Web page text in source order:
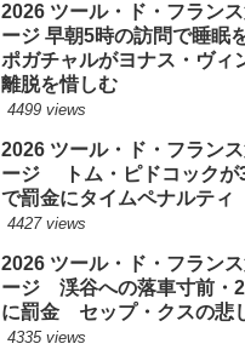
2026 ツール・ド・フラン
ージ 早朝5時の訪問で睡眠
ポガチャルがヨナス・ヴィ
離脱を惜しむ
4499 views
2026 ツール・ド・フラン
ージ トム・ピドコックが
で罰金にタイムペナルティ
4427 views
2026 ツール・ド・フラン
ージ 渓谷への落車寸前・
に罰金 セップ・クスの悲
4335 views